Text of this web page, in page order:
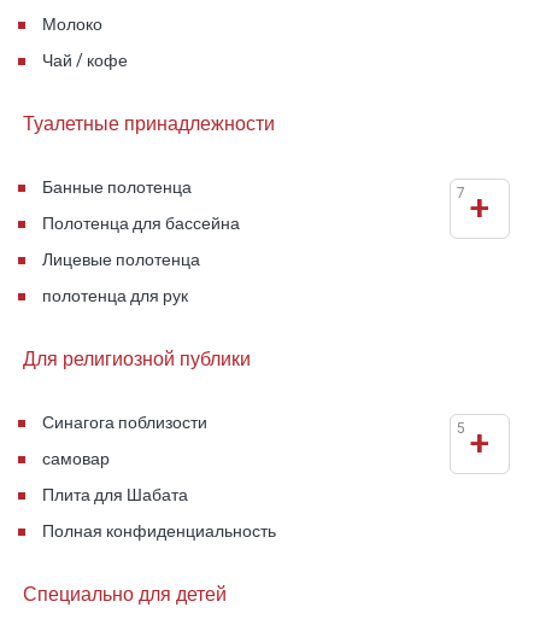
кровати, кондиционер, телевизор, большие окна
и выход в частный дворик.
Дополнительная спальня
Главная спальняс собственной ванной
комнатой.
расположенная рядом с садом и бассейном, с
Идеально подходит для бабушек и дедушек,
подростков или пары, желающей большей
приватности.
Все комнаты оформлены в тёплом и спокойном
стиле, располагающем к полноценному отдыху.
Молоко
Чай / кофе
Туалетные принадлежности
Банные полотенца
Полотенца для бассейна
Лицевые полотенца
полотенца для рук
+
7
Для религиозной публики
Синагога поблизости
самовар
Плита для Шабата
Полная конфиденциальность
+
5
Специально для детей